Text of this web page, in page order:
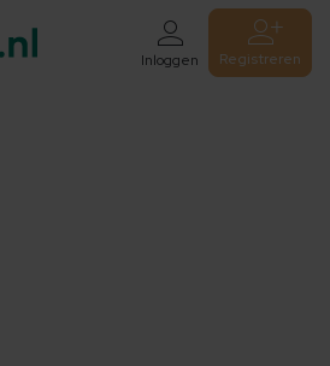
Inloggen Registreren